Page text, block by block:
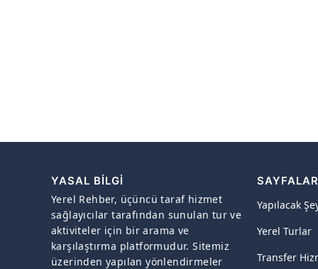
YASAL BILGI
Yerel Rehber, üçüncü taraf hizmet
sağlayıcılar tarafından sunulan tur ve
aktiviteler için bir arama ve
karşılaştırma platformudur. Sitemiz
üzerinden yapılan yönlendirmeler
SAYFALAR
Yapılacak
Yerel Turlar
Transfer